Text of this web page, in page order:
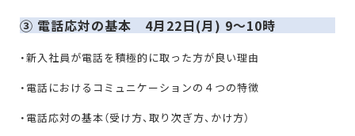
③ 電話応対の基本 4月22日(月) 9〜10時
・新入社員が電話を積極的に取った方が良い理由
・電話におけるコミュニケーションの４つの特徴
・電話応対の基本（受け方、取り次ぎ方、かけ方）